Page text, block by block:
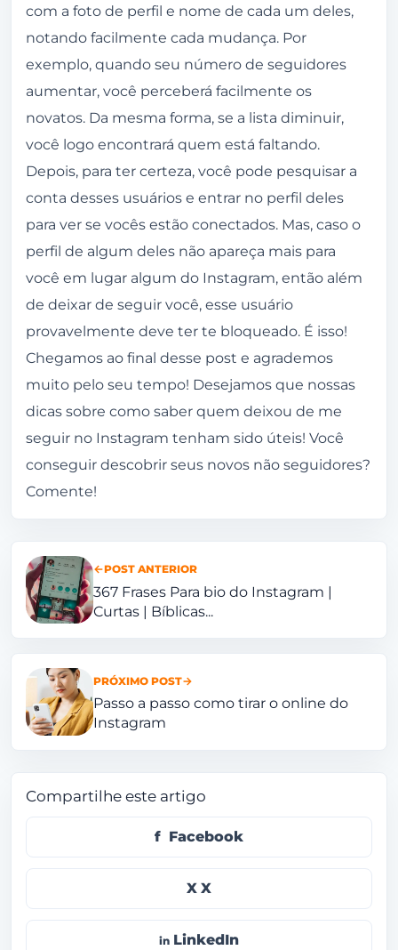
com a foto de perfil e nome de cada um deles,
notando facilmente cada mudança. Por
exemplo, quando seu número de seguidores
aumentar, você perceberá facilmente os
novatos. Da mesma forma, se a lista diminuir,
você logo encontrará quem está faltando.
Depois, para ter certeza, você pode pesquisar a
conta desses usuários e entrar no perfil deles
para ver se vocês estão conectados. Mas, caso o
perfil de algum deles não apareça mais para
você em lugar algum do Instagram, então além
de deixar de seguir você, esse usuário
provavelmente deve ter te bloqueado. É isso!
Chegamos ao final desse post e agrademos
muito pelo seu tempo! Desejamos que nossas
dicas sobre como saber quem deixou de me
seguir no Instagram tenham sido úteis! Você
conseguir descobrir seus novos não seguidores?
Comente!
POST ANTERIOR
367 Frases Para bio do Instagram |
Curtas | Bíblicas...
PRÓXIMO POST
Passo a passo como tirar o online do
Instagram
Compartilhe este artigo
Facebook
X
LinkedIn